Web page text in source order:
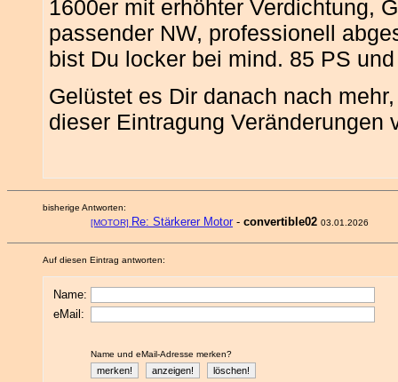
1600er mit erhöhter Verdichtung,
passender NW, professionell
bist Du locker bei mind. 85 PS
Gelüstet es Dir danach nach
dieser Eintragung Veränderungen
bisherige Antworten:
[MOTOR] Re: Stärkerer Motor- convertible02 03.01.2026
Auf diesen Eintrag antworten:
Name:
eMail:
Name und eMail-Adresse merken?